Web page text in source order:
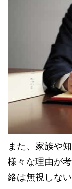
また、家族や
様々な理由が
絡は無視しな